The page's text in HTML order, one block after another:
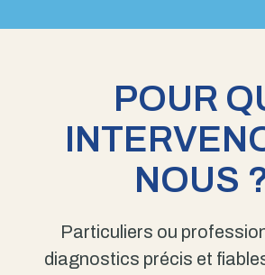
POUR
NOUS
Particuliers ou
diagnostics précis et